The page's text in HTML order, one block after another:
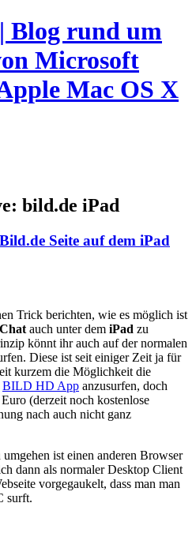
Blog rund um
Microsoft
Mac OS X
bild.de iPad
Seite auf dem iPad
Trick berichten, wie es möglich ist
auch unter dem iPad zu
könnt ihr auch auf der normalen
Diese ist seit einiger Zeit ja für
kurzem die Möglichkeit die
BILD HD App anzusurfen, doch
(derzeit noch kostenlose
nach auch nicht ganz
ist einen anderen Browser
dann als normaler Desktop Client
vorgegaukelt, dass man man
surft.